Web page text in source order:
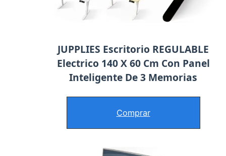
JUPPLIES Escritorio REGULABLE
Electrico 140 X 60 Cm Con Panel
Inteligente De 3 Memorias
Comprar